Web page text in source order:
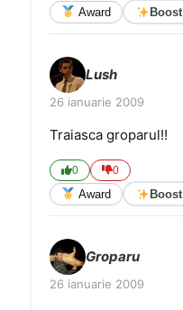
Award Boost
Lush
26 ianuarie 2009
Traiasca groparul!!
0 0
Award Boost
Groparu
26 ianuarie 2009